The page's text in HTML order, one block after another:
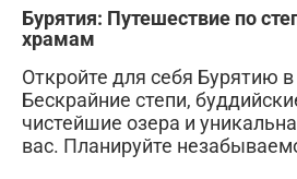
Бурятия: Путешествие по
храмам
Откройте для себя Бурятию в
Бескрайние степи,
чистейшие озера и
вас. Планируйте